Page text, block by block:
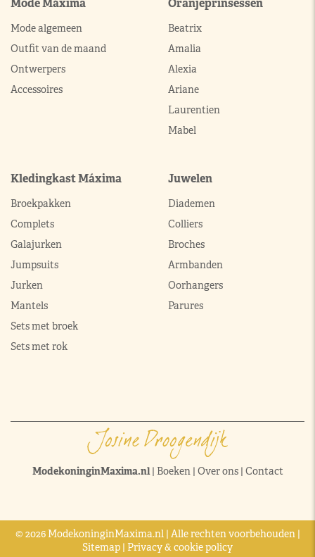
Mode Máxima
Mode algemeen
Outfit van de maand
Ontwerpers
Accessoires
Oranjeprinsessen
Beatrix
Amalia
Alexia
Ariane
Laurentien
Mabel
Kledingkast Máxima
Broekpakken
Complets
Galajurken
Jumpsuits
Jurken
Mantels
Sets met broek
Sets met rok
Juwelen
Diademen
Colliers
Broches
Armbanden
Oorhangers
Parures
ModekoninginMaxima.nl| Boeken | Over ons| Contact
© 2026 ModekoninginMaxima.nl | Alle rechten voorbehouden |
Sitemap | Privacy & cookie policy